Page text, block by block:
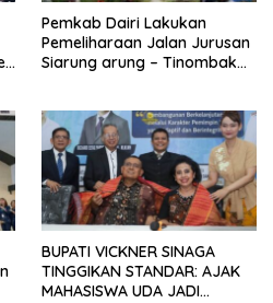
Pemkab Dairi Lakukan
Pemeliharaan Jalan Jurusan
Siarung arung – Tinombak
BUPATI VICKNER SINAGA
TINGGIKAN STANDAR: AJAK
MAHASISWA UDA JADI